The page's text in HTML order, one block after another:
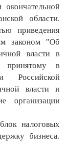
области.
приведения
законом "Об
власти в
принятому в
Российской
власти и
организации
налоговых
бизнеса.